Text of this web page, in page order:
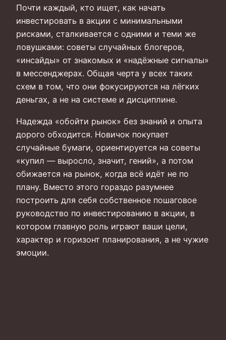
Почти каждый, кто ищет, как начать
инвестировать в акции с минимальными
рисками, сталкивается с одними и теми же
ловушками: советы случайных блогеров,
«инсайды» от знакомых и «надёжные сигналы»
в мессенджерах. Общая черта у всех таких
схем в том, что они фокусируются на лёгких
деньгах, а не на системе и дисциплине.
Надежда «обойти рынок» без знаний и опыта
дорого обходится. Новичок покупает
случайные бумаги, ориентируется на советы
«купил — выросло, значит, гений», а потом
обижается на рынок, когда всё идёт не по
плану. Вместо этого гораздо разумнее
построить для себя собственное пошаговое
руководство по инвестированию в акции, в
котором главную роль играют ваши цели,
характер и горизонт планирования, а не чужие
эмоции.